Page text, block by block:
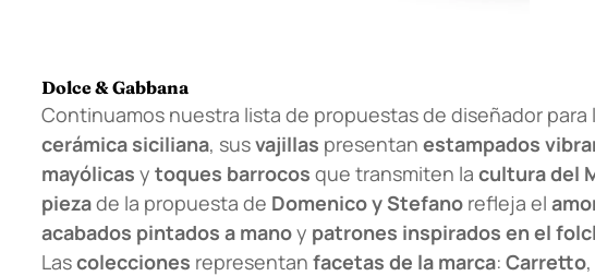
Dolce & Gabbana
Continuamos nuestra lista de propuestas de diseñador para
cerámica siciliana, susvajillas presentan estampados
mayólicas y toques barrocos que transmiten la cultura del
piezade la propuesta de Domenico y Stefano refleja el
acabados pintados a manoy patrones inspirados en el
Lascolecciones representan facetas de la marca: Carretto